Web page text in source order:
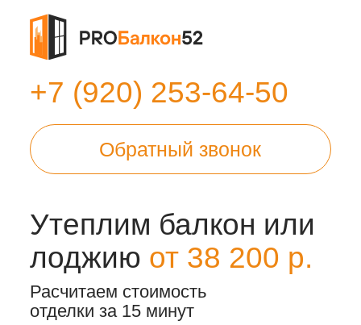
Обратный звонок
+7 (920) 253-64-50
Утеплим балкон или
от 38 200 р.
Расчитаем стоимость
отделки за 15 минут